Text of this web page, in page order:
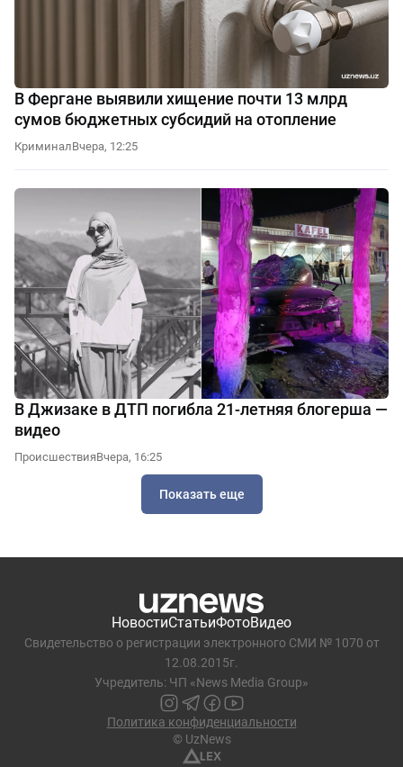
В Фергане выявили хищение почти 13 млрд
сумов бюджетных субсидий на отопление
КриминалВчера, 12:25
В Джизаке в ДТП погибла 21-летняя блогерша —
видео
ПроисшествияВчера, 16:25
Показать еще
НовостиСтатьиФотоВидео
Свидетельство о регистрации электронного СМИ № 1070 от
12.08.2015г.
Учредитель: ЧП «News Media Group»
Политика конфиденциальности
© UzNews